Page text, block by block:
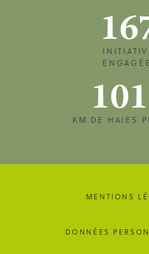
KM DE HAIES
MENTIONS
DONNÉES